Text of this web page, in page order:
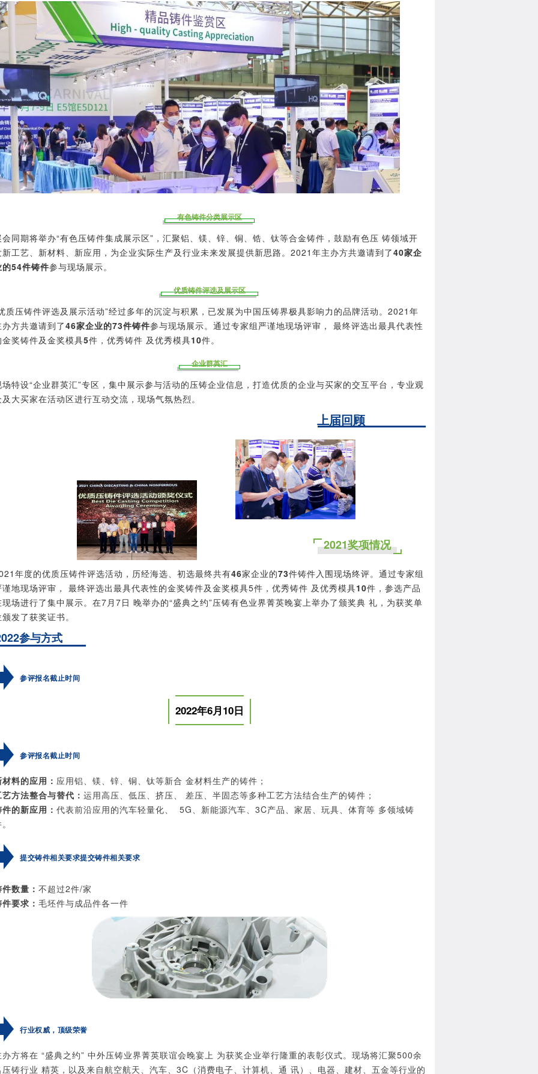
有色铸件分类展示区
会同期将举办“有色压铸件集成展示区”，汇聚铝、镁、锌、铜、锆、钛等合金铸件，鼓励有色压 铸领域开
新工艺、新材料、新应用，为企业实际生产及行业未来发展提供新思路。2021年主办方共邀请到了40家企
的54件铸件参与现场展示。
优质铸件评选及展示区
质压铸件评选及展示活动”经过多年的沉淀与积累，已发展为中国压铸界极具影响力的品牌活动。2021年
办方共邀请到了46家企业的73件铸件参与现场展示。通过专家组严谨地现场评审， 最终评选出最具代表性
金奖铸件及金奖模具5件，优秀铸件 及优秀模具10件。
企业群英汇
场特设“企业群英汇”专区，集中展示参与活动的压铸企业信息，打造优质的企业与买家的交互平台，专业观
及大买家在活动区进行互动交流，现场气氛热烈。
上届回顾
2021奖项情况
年度的优质压铸件评选活动，历经海选、初选最终共有46家企业的73件铸件入围现场终评。通过专家组
谨地现场评审， 最终评选出最具代表性的金奖铸件及金奖模具5件，优秀铸件 及优秀模具10件，参选产品
现场进行了集中展示。在7月7日 晚举办的“盛典之约”压铸有色业界菁英晚宴上举办了颁奖典 礼，为获奖单
发了获奖证书。
参与方式
参评报名截止时间
2022年6月10日
参评报名截止时间
料的应用： 应用铝、镁、锌、铜、钛等新合 金材料生产的铸件；
艺方法整合与替代： 运用高压、低压、挤压、 差压、半固态等多种工艺方法结合生产的铸件；
的新应用： 代表前沿应用的汽车轻量化、 5G、新能源汽车、3C产品、家居、玩具、体育等 多领域铸
提交铸件相关要求提交铸件相关要求
数量： 不超过2件/家
要求： 毛坯件与成品件各一件
行业权威，顶级荣誉
办方将在 “盛典之约” 中外压铸业界菁英联谊会晚宴上 为获奖企业举行隆重的表彰仪式。现场将汇聚500余
压铸行业 精英，以及来自航空航天、汽车、3C（消费电子、计算机、通 讯）、电器、建材、五金等行业的